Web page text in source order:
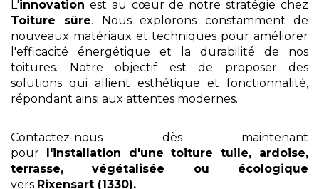
L'innovation est au cœur de notre stratégie chez
Toiture sûre. Nous explorons constamment de
nouveaux matériaux et techniques pour améliorer
l'efficacité énergétique et la durabilité de nos
toitures. Notre objectif est de proposer des
solutions qui allient esthétique et fonctionnalité,
répondant ainsi aux attentes modernes.
Contactez-nous dès maintenant
pour
l'installation
d'une toiture tuile, ardoise,
terrasse, végétalisée ou écologique
vers Rixensart (1330).